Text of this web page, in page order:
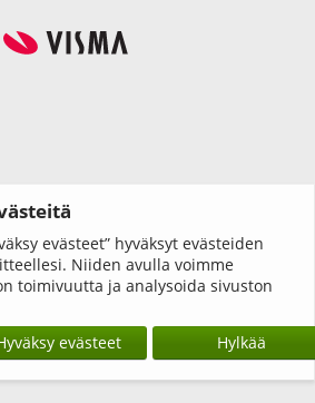
evästeet” hyväksyt evästeiden
Niiden avulla voimme
toimivuutta ja analysoida sivuston
evästeet Hylkää